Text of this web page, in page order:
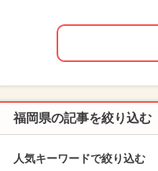
福岡県の記事を絞り込む
人気キーワードで絞り込む